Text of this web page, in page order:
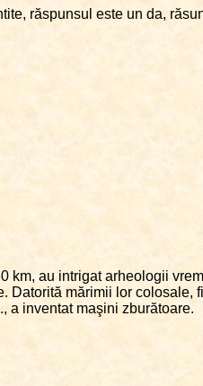
răspunsul este un da,
km, au intrigat arheologii
mărimii lor colosale,
a inventat maşini zburătoare.